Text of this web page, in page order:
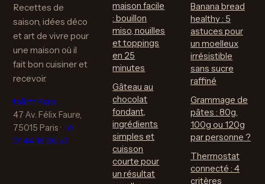
Recettes de
saison, idées déco
et art de vivre pour
une maison où il
fait bon cuisiner et
recevoir.
taårtt Paris
47 Av. Félix Faure,
75015 Paris · Tél :
01 44 18 96 52
maison facile
: bouillon
miso, nouilles
et toppings
en 25
minutes
Gâteau au
chocolat
fondant,
ingrédients
simples et
cuisson
courte pour
un résultat
Banana bread
healthy : 5
astuces pour
un moelleux
irrésistible
sans sucre
raffiné
Grammage de
pâtes : 80g,
100g ou 120g
par personne ?
Thermostat
connecté : 4
critères